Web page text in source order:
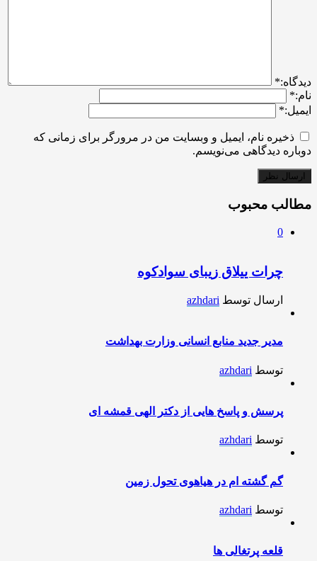
ديدگاه:*
نام:*
ایمیل:*
ذخیره نام، ایمیل و وبسایت من در مرورگر برای زمانی که
دوباره دیدگاهی می‌نویسم.
مطالب محبوب
0
چرات ییلاق زیبای سوادکوه
ارسال توسط azhdari
مدیر جدید منابع انسانی وزارت بهداشت
توسط azhdari
پرسش و پاسخ هایی از دکتر الهی قمشه ای
توسط azhdari
گم گشته ام در هیاهوی تحول زمین
توسط azhdari
قلعه پرتغالی ها